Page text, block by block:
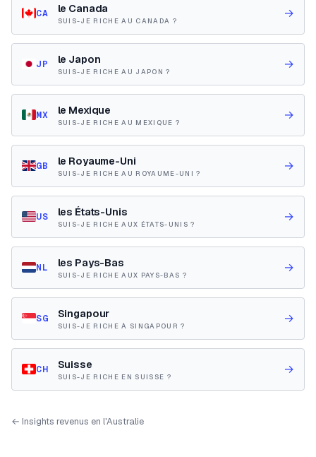
CA le Canada
SUIS-JE RICHE AU CANADA ? →
JP le Japon
SUIS-JE RICHE AU JAPON ? →
MX le Mexique
SUIS-JE RICHE AU MEXIQUE ? →
GB le Royaume-Uni
SUIS-JE RICHE AU ROYAUME-UNI ? →
US les États-Unis
SUIS-JE RICHE AUX ÉTATS-UNIS ? →
NL les Pays-Bas
SUIS-JE RICHE AUX PAYS-BAS ? →
SG Singapour
SUIS-JE RICHE À SINGAPOUR ? →
CH Suisse
SUIS-JE RICHE EN SUISSE ? →
← Insights revenus en l'Australie